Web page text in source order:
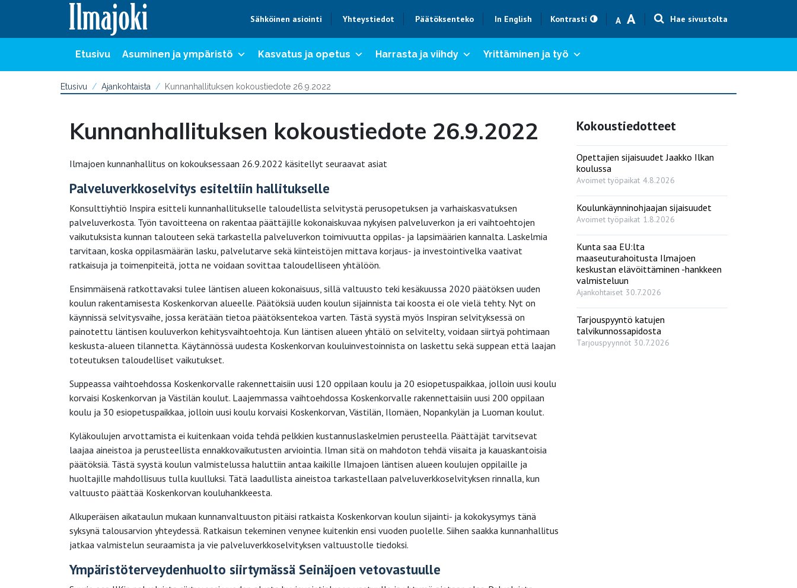
Sähköinen asiointi Yhteystiedot Päätöksenteko In English Kontrasti A
Text size smaller
AText size bigger
Hae sivustolta
Etusivu Asuminen ja ympäristö Kasvatus ja opetus Harrasta ja viihdy Yrittäminen ja työ
Etusivu Ajankohtaista Kunnanhallituksen kokoustiedote 26.9.2022
Kunnanhallituksen kokoustiedote 26.9.2022
Ilmajoen kunnanhallitus on kokouksessaan 26.9.2022 käsitellyt seuraavat asiat
Palveluverkkoselvitys esiteltiin hallitukselle
Konsulttiyhtiö Inspira esitteli kunnanhallitukselle taloudellista selvitystä perusopetuksen ja varhaiskasvatuksen
palveluverkosta. Työn tavoitteena on rakentaa päättäjille kokonaiskuvaa nykyisen palveluverkon ja eri vaihtoehtojen
vaikutuksista kunnan talouteen sekä tarkastella palveluverkon toimivuutta oppilas- ja lapsimäärien kannalta. Laskelmia
tarvitaan, koska oppilasmäärän lasku, palvelutarve sekä kiinteistöjen mittava korjaus- ja investointivelka vaativat
ratkaisuja ja toimenpiteitä, jotta ne voidaan sovittaa taloudelliseen yhtälöön.
Ensimmäisenä ratkottavaksi tulee läntisen alueen kokonaisuus, sillä valtuusto teki kesäkuussa 2020 päätöksen uuden
koulun rakentamisesta Koskenkorvan alueelle. Päätöksiä uuden koulun sijainnista tai koosta ei ole vielä tehty. Nyt on
käynnissä selvitysvaihe, jossa kerätään tietoa päätöksentekoa varten. Tästä syystä myös Inspiran selvityksessä on
painotettu läntisen kouluverkon kehitysvaihtoehtoja. Kun läntisen alueen yhtälö on selvitelty, voidaan siirtyä pohtimaan
keskusta-alueen tilannetta. Käytännössä uudesta Koskenkorvan kouluinvestoinnista on laskettu sekä suppean että laajan
toteutuksen taloudelliset vaikutukset.
Suppeassa vaihtoehdossa Koskenkorvalle rakennettaisiin uusi 120 oppilaan koulu ja 20 esiopetuspaikkaa, jolloin uusi koulu
korvaisi Koskenkorvan ja Västilän koulut. Laajemmassa vaihtoehdossa Koskenkorvalle rakennettaisiin uusi 200 oppilaan
koulu ja 30 esiopetuspaikkaa, jolloin uusi koulu korvaisi Koskenkorvan, Västilän, Ilomäen, Nopankylän ja Luoman koulut.
Kyläkoulujen arvottamista ei kuitenkaan voida tehdä pelkkien kustannuslaskelmien perusteella. Päättäjät tarvitsevat
laajaa aineistoa ja perusteellista ennakkovaikutusten arviointia. Ilman sitä on mahdoton tehdä viisaita ja kauaskantoisia
päätöksiä. Tästä syystä koulun valmistelussa haluttiin antaa kaikille Ilmajoen läntisen alueen koulujen oppilaille ja
huoltajille mahdollisuus tulla kuulluksi. Tätä laadullista aineistoa tarkastellaan palveluverkkoselvityksen rinnalla, kun
valtuusto päättää Koskenkorvan kouluhankkeesta.
Alkuperäisen aikataulun mukaan kunnanvaltuuston pitäisi ratkaista Koskenkorvan koulun sijainti- ja kokokysymys tänä
syksynä talousarvion yhteydessä. Ratkaisun tekeminen venynee kuitenkin ensi vuoden puolelle. Siihen saakka kunnanhallitus
jatkaa valmistelun seuraamista ja vie palveluverkkoselvityksen valtuustolle tiedoksi.
Ympäristöterveydenhuolto siirtymässä Seinäjoen vetovastuulle
Kokoustiedotteet
Opettajien sijaisuudet Jaakko Ilkan
koulussa
Avoimet työpaikat 4.8.2026
Koulunkäynninohjaajan sijaisuudet
Avoimet työpaikat 1.8.2026
Kunta saa EU:lta
maaseuturahoitusta Ilmajoen
keskustan elävöittäminen -hankkeen
valmisteluun
Ajankohtaiset 30.7.2026
Tarjouspyyntö katujen
talvikunnossapidosta
Tarjouspyynnöt 30.7.2026